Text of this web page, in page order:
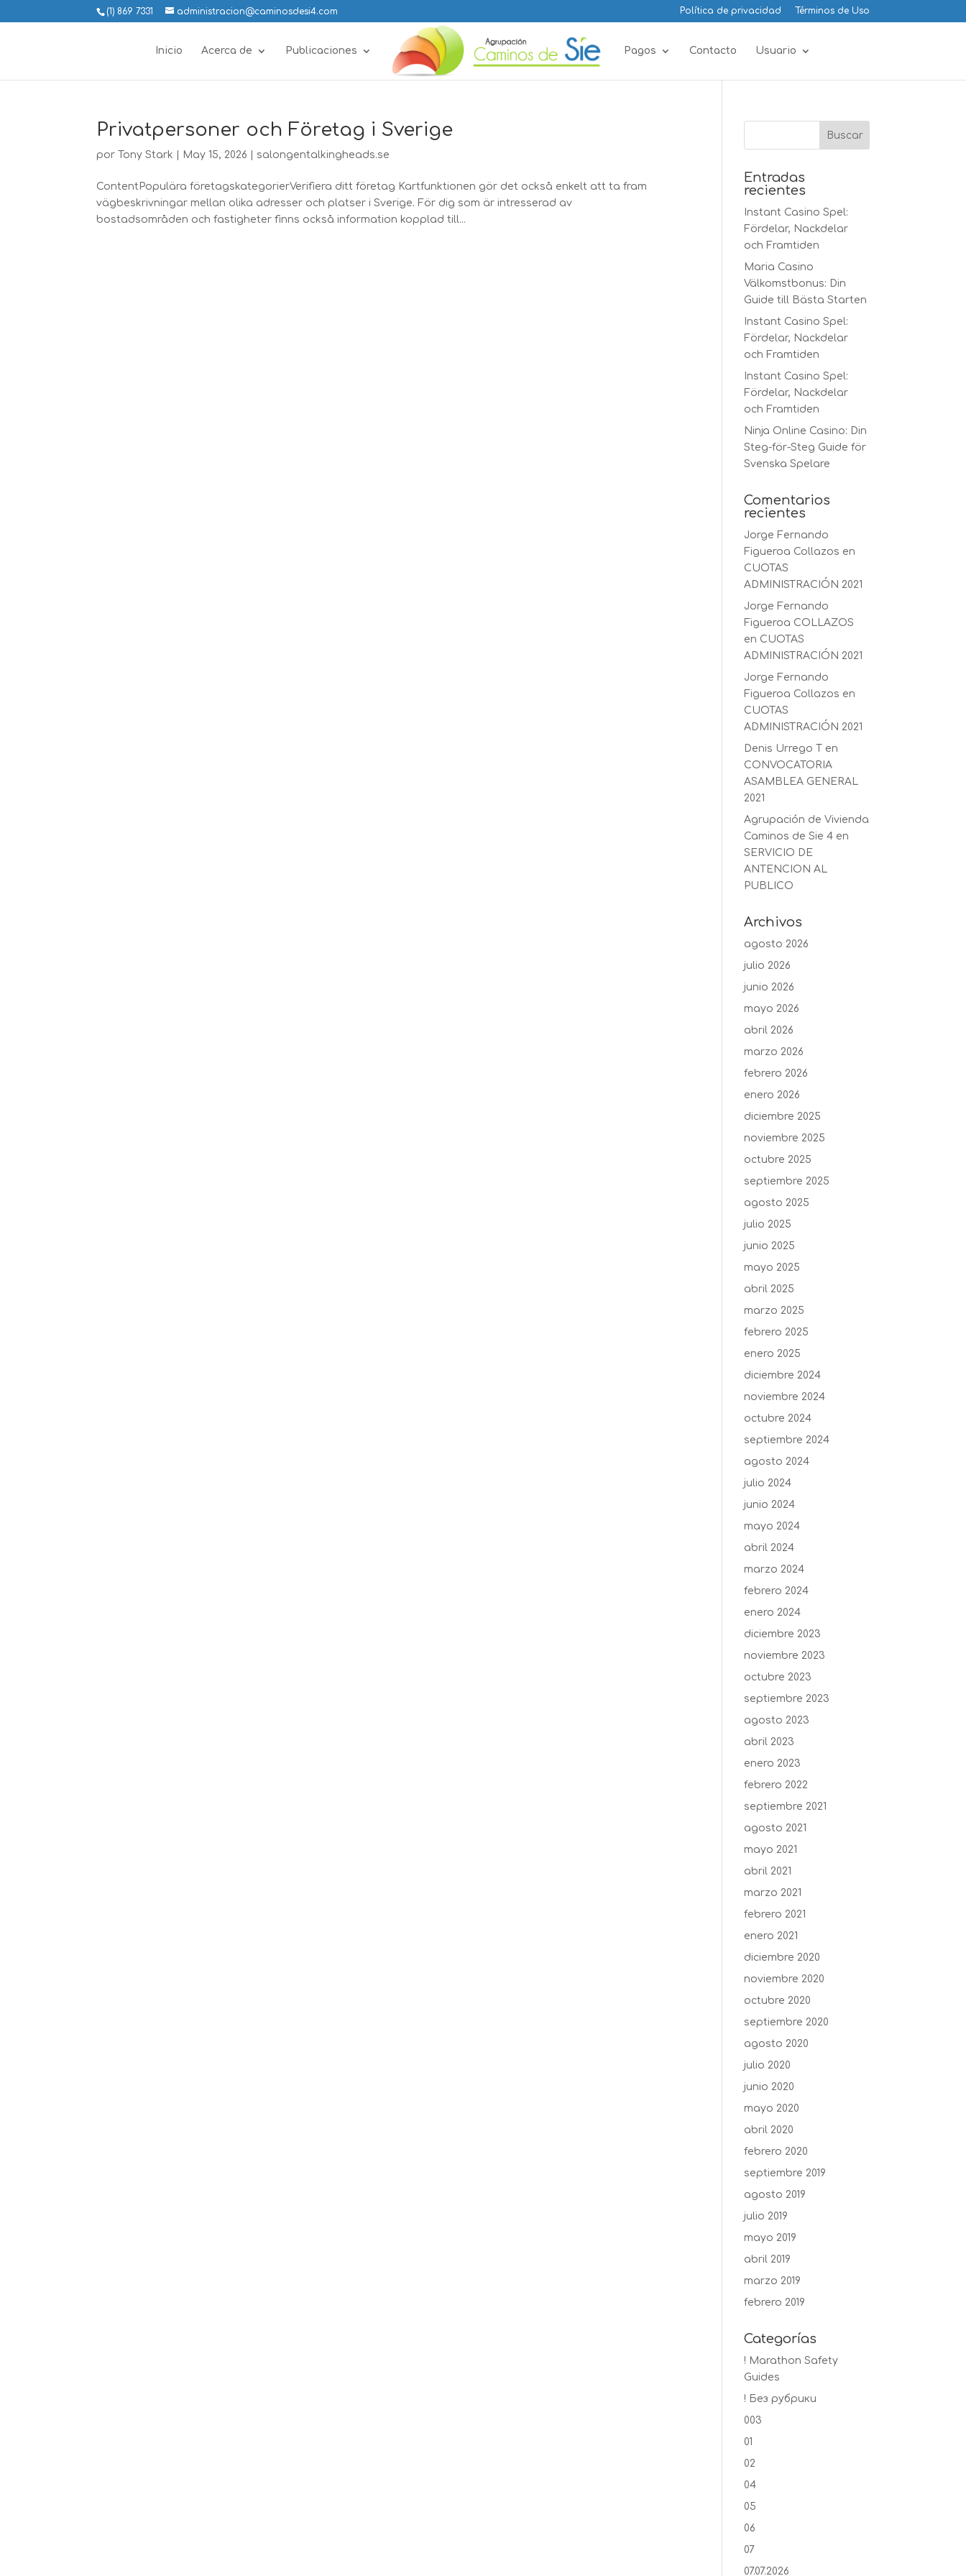
(1) 869 7331 administracion@caminosdesi4.com Política de privacidad Términos de Uso
Inicio Acerca de Publicaciones Pagos Contacto Usuario
Privatpersoner och Företag i Sverige
por Tony Stark May 15, 2026 salongentalkingheads.se
ContentPopulära företagskategorierVerifiera ditt företag Kartfunktionen gör det också enkelt att ta fram
vägbeskrivningar mellan olika adresser och platser i Sverige. För dig som är intresserad av
bostadsområden och fastigheter finns också information kopplad till...
Entradas
recientes
Instant Casino Spel:
Fördelar, Nackdelar
och Framtiden
Maria Casino
Välkomstbonus: Din
Guide till Bästa Starten
Instant Casino Spel:
Fördelar, Nackdelar
och Framtiden
Instant Casino Spel:
Fördelar, Nackdelar
och Framtiden
Ninja Online Casino: Din
Steg-för-Steg Guide för
Svenska Spelare
Comentarios
recientes
Jorge Fernando
Figueroa Collazos en
CUOTAS
ADMINISTRACIÓN 2021
Jorge Fernando
Figueroa COLLAZOS
en CUOTAS
ADMINISTRACIÓN 2021
Jorge Fernando
Figueroa Collazos en
CUOTAS
ADMINISTRACIÓN 2021
Denis Urrego T
en
CONVOCATORIA
ASAMBLEA GENERAL
2021
Agrupación de Vivienda
Caminos de Sie 4 en
SERVICIO DE
ANTENCION AL
PUBLICO
Archivos
agosto 2026
julio 2026
junio 2026
mayo 2026
abril 2026
marzo 2026
febrero 2026
enero 2026
diciembre 2025
noviembre 2025
octubre 2025
septiembre 2025
agosto 2025
julio 2025
junio 2025
mayo 2025
abril 2025
marzo 2025
febrero 2025
enero 2025
diciembre 2024
noviembre 2024
octubre 2024
septiembre 2024
agosto 2024
julio 2024
junio 2024
mayo 2024
abril 2024
marzo 2024
febrero 2024
enero 2024
diciembre 2023
noviembre 2023
octubre 2023
septiembre 2023
agosto 2023
abril 2023
enero 2023
febrero 2022
septiembre 2021
agosto 2021
mayo 2021
abril 2021
marzo 2021
febrero 2021
enero 2021
diciembre 2020
noviembre 2020
octubre 2020
septiembre 2020
agosto 2020
julio 2020
junio 2020
mayo 2020
abril 2020
febrero 2020
septiembre 2019
agosto 2019
julio 2019
mayo 2019
abril 2019
marzo 2019
febrero 2019
Categorías
! Marathon Safety
Guides
! Без рубрики
003
01
02
04
05
06
07
07.07.2026